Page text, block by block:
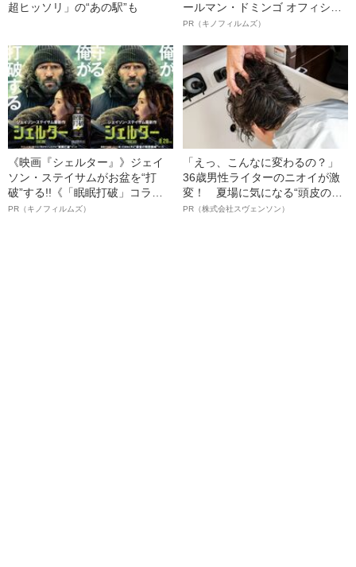
超ヒッソリ」の“あの駅”も
ールマン・ドミンゴ オフィシャ
ルインタビュー“観客を魅了した
語る”《日本興収70億円突破》
PR（キノフィルムズ）
《映画『シェルター』》ジェイ
ソン・ステイサムがお盆を“打
破”する!!《「眠眠打破」コラ
ボ》
PR（キノフィルムズ）
「えっ、こんなに変わるの？」
36歳男性ライターのニオイが激
変！ 夏場に気になる“頭皮のニ
オイ”や“ベタつき”を解消す
PR（株式会社スヴェンソン）